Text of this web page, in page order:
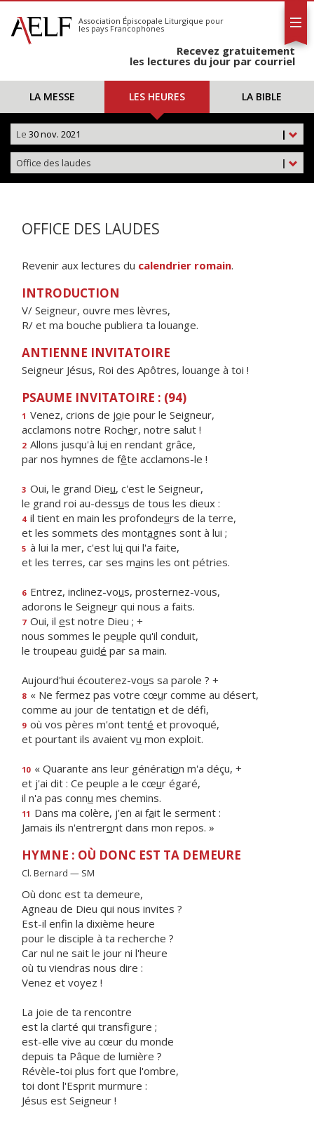
S'abonner
Calendrier
Association Épiscopale Liturgique pour
les pays Francophones
Recevez gratuitement
les lectures du jour par courriel
LA MESSE LES HEURES LA BIBLE
|
Le 30 nov. 2021
|
Office des laudes
OFFICE DES LAUDES
Revenir aux lectures du calendrier romain.
INTRODUCTION
V/ Seigneur, ouvre mes lèvres,
R/ et ma bouche publiera ta louange.
ANTIENNE INVITATOIRE
Seigneur Jésus, Roi des Apôtres, louange à toi !
PSAUME INVITATOIRE : (94)
1 Venez, crions de joie pour le Seigneur,
acclamons notre Rocher, notre salut !
2 Allons jusqu'à lui en rendant grâce,
par nos hymnes de fête acclamons-le !
3 Oui, le grand Dieu, c'est le Seigneur,
le grand roi au-dessus de tous les dieux :
4 il tient en main les profondeurs de la terre,
et les sommets des montagnes sont à lui ;
5 à lui la mer, c'est lui qui l'a faite,
et les terres, car ses mains les ont pétries.
6 Entrez, inclinez-vous, prosternez-vous,
adorons le Seigneur qui nous a faits.
7 Oui, il est notre Dieu ; +
nous sommes le peuple qu'il conduit,
le troupeau guidé par sa main.
Aujourd'hui écouterez-vous sa parole ? +
8 « Ne fermez pas votre cœur comme au désert,
comme au jour de tentation et de défi,
9 où vos pères m'ont tenté et provoqué,
et pourtant ils avaient vu mon exploit.
10 « Quarante ans leur génération m'a déçu, +
et j'ai dit : Ce peuple a le cœur égaré,
il n'a pas connu mes chemins.
11 Dans ma colère, j'en ai fait le serment :
Jamais ils n'entreront dans mon repos. »
HYMNE : OÙ DONC EST TA DEMEURE
Cl. Bernard — SM
Où donc est ta demeure,
Agneau de Dieu qui nous invites ?
Est-il enfin la dixième heure
pour le disciple à ta recherche ?
Car nul ne sait le jour ni l'heure
où tu viendras nous dire :
Venez et voyez !
La joie de ta rencontre
est la clarté qui transfigure ;
est-elle vive au cœur du monde
depuis ta Pâque de lumière ?
Révèle-toi plus fort que l'ombre,
toi dont l'Esprit murmure :
Jésus est Seigneur !